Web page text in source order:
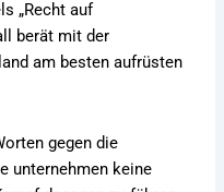
„Recht auf
berät mit der
am besten aufrüsten
gegen die
unternehmen keine